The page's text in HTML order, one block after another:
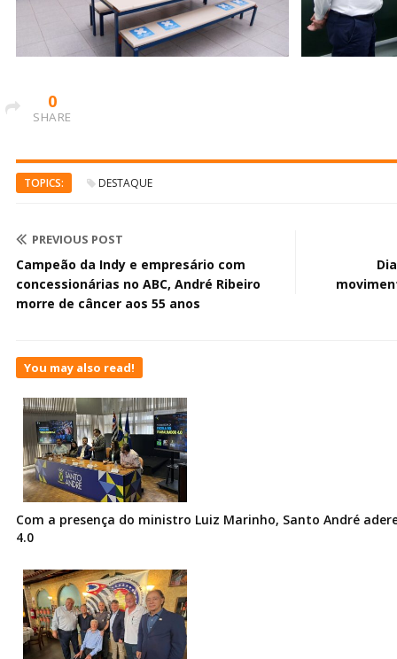
0
SHARE
TOPICS: DESTAQUE
PREVIOUS POST
Campeão da Indy e empresário com
concessionárias no ABC, André Ribeiro
morre de câncer aos 55 anos
You may also read!
Com a presença do ministro Luiz Marinho, Santo André
4.0